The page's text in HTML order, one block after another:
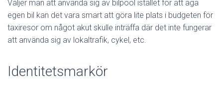
Väljer man att använda sig av bilpool istället för att äga
egen bil kan det vara smart att göra lite plats i budgeten för
taxiresor om något akut skulle inträffa där det inte fungerar
att använda sig av lokaltrafik, cykel, etc.
Identitetsmarkör